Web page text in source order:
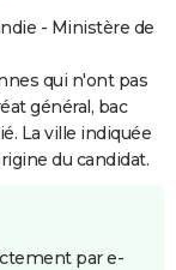
- Ministère de
qui n'ont pas
général, bac
La ville indiquée
du candidat.
par e-